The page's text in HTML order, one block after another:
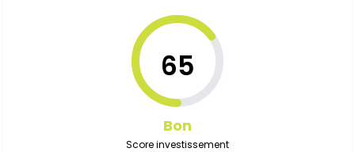
65
Bon
Score investissement